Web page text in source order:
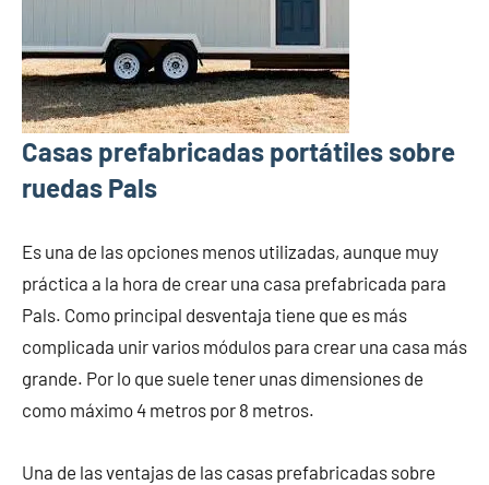
Casas prefabricadas portátiles sobre
ruedas Pals
Es una de las opciones menos utilizadas, aunque muy
práctica a la hora de crear una casa prefabricada para
Pals. Como principal desventaja tiene que es más
complicada unir varios módulos para crear una casa más
grande. Por lo que suele tener unas dimensiones de
como máximo 4 metros por 8 metros.
Una de las ventajas de las casas prefabricadas sobre